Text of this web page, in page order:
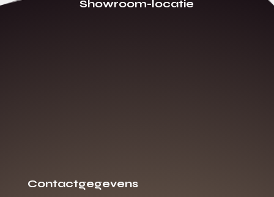
Showroom-locatie
Contactgegevens